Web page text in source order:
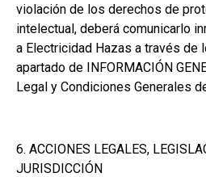
violación de los derechos de
intelectual, deberá comunicarlo
a Electricidad Hazas a través de
apartado de INFORMACIÓN
Legal y Condiciones Generales
6. ACCIONES LEGALES,
JURISDICCIÓN